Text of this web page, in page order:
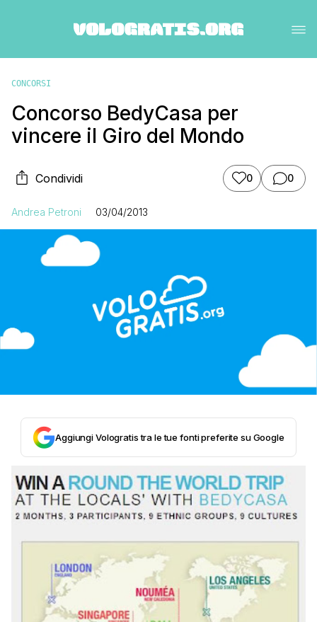
CONCORSI
Concorso BedyCasa per
vincere il Giro del Mondo
Condividi 0 0
Andrea Petroni 03/04/2013
Aggiungi Vologratis tra le tue fonti preferite su Google